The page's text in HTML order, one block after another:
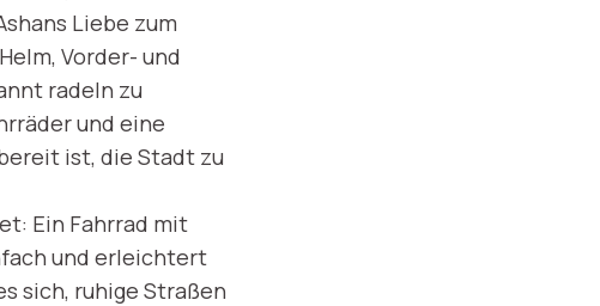
Liebe zum
Vorder- und
radeln zu
und eine
ist, die Stadt zu
Ein Fahrrad mit
und erleichtert
sich, ruhige Straßen